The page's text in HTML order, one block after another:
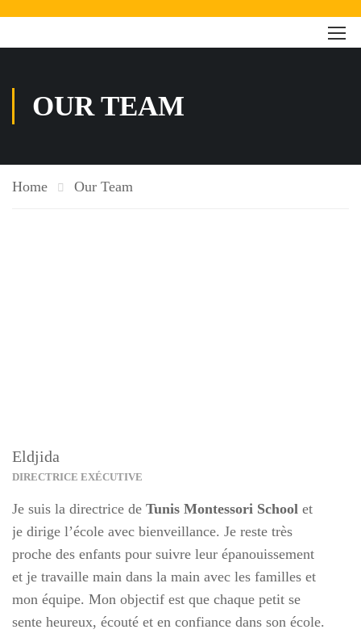
OUR TEAM
Home Our Team
Eldjida
DIRECTRICE EXÉCUTIVE
Je suis la directrice de Tunis Montessori School et
je dirige l’école avec bienveillance. Je reste très
proche des enfants pour suivre leur épanouissement
et je travaille main dans la main avec les familles et
mon équipe. Mon objectif est que chaque petit se
sente heureux, écouté et en confiance dans son école.